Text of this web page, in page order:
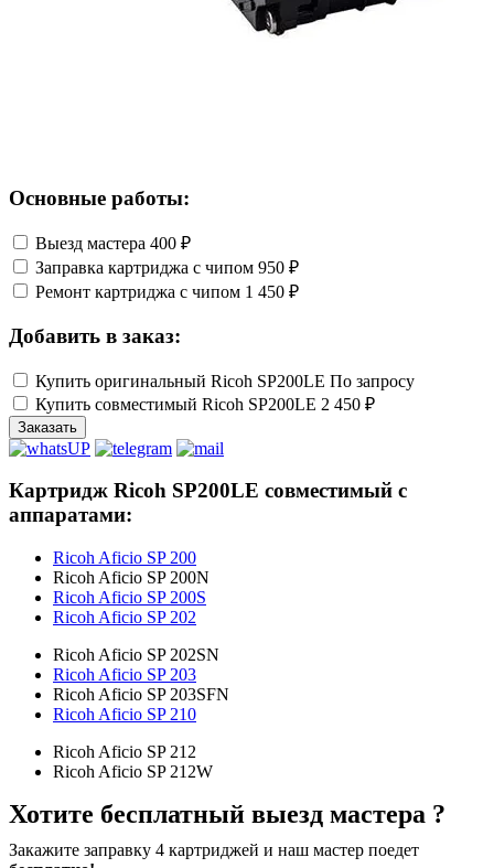
Основные работы:
Выезд мастера 400 ₽
Заправка картриджа с чипом 950 ₽
Ремонт картриджа с чипом 1 450 ₽
Добавить в заказ:
Купить оригинальный Ricoh SP200LE По запросу
Купить совместимый Ricoh SP200LE 2 450 ₽
Заказать
Картридж Ricoh SP200LE совместимый с
аппаратами:
Ricoh Aficio SP 200
Ricoh Aficio SP 200N
Ricoh Aficio SP 200S
Ricoh Aficio SP 202
Ricoh Aficio SP 202SN
Ricoh Aficio SP 203
Ricoh Aficio SP 203SFN
Ricoh Aficio SP 210
Ricoh Aficio SP 212
Ricoh Aficio SP 212W
Хотите бесплатный выезд мастера ?
Закажите заправку 4 картриджей и наш мастер поедет